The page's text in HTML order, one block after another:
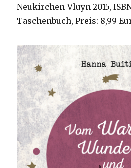
Neukirchen-Vluyn 2015,
Taschenbuch, Preis: 8,99